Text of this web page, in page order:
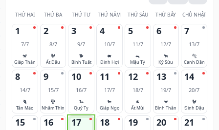
THỨ HAI THỨ BA THỨ TƯ THỨ NĂM THỨ SÁU THỨ BẢY CHỦ NHẬT
1
7/7
🐒
Giáp Thân
2
8/7
🐓
Ất Dậu
3
9/7
🐕
Bính Tuất
4
10/7
🐖
Đinh Hợi
5
11/7
🐀
Mậu Tý
6
12/7
🐂
Kỷ Sửu
7
13/7
🐅
Canh Dần
8
14/7
🐈
Tân Mão
9
15/7
🐉
Nhâm Thìn
10
16/7
🐍
Quý Tỵ
11
17/7
🐎
Giáp Ngọ
12
18/7
🐐
Ất Mùi
13
19/7
🐒
Bính Thân
14
20/7
🐓
Đinh Dậu
15 16 17 18 19 20 21